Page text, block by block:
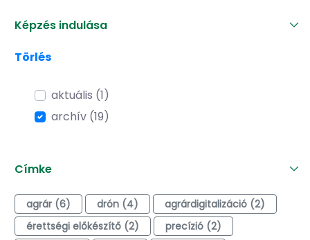
Képzés indulása
Törlés
aktuális (1)
archív (19)
Címke
agrár (6) drón (4)
agrárdigitalizáció (2)
érettségi előkészítő (2)
precízió (2)